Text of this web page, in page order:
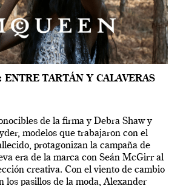
ENTRE TARTÁN Y CALAVERAS
de la firma y Debra Shaw y
modelos que trabajaron con el
protagonizan la campaña de
era de la marca con Seán McGirr al
creativa. Con el viento de cambio
los pasillos de la moda, Alexander